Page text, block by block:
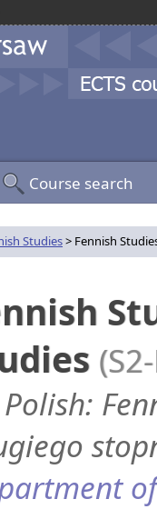
Course search
Studies> Fennish